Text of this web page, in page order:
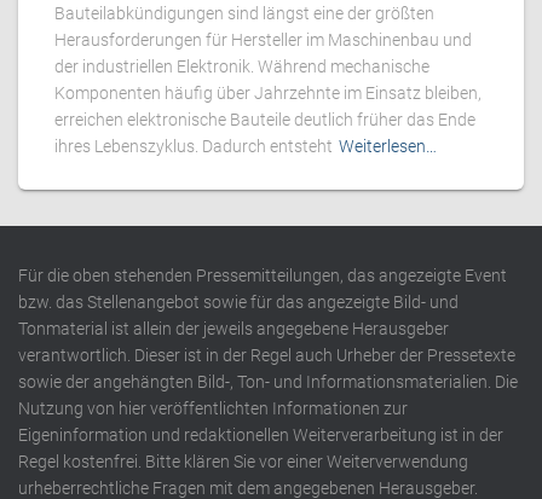
Bauteilabkündigungen sind längst eine der größten
Herausforderungen für Hersteller im Maschinenbau und
der industriellen Elektronik. Während mechanische
Komponenten häufig über Jahrzehnte im Einsatz bleiben,
erreichen elektronische Bauteile deutlich früher das Ende
ihres Lebenszyklus. Dadurch entsteht Weiterlesen…
Für die oben stehenden Pressemitteilungen, das angezeigte Event
bzw. das Stellenangebot sowie für das angezeigte Bild- und
Tonmaterial ist allein der jeweils angegebene Herausgeber
verantwortlich. Dieser ist in der Regel auch Urheber der Pressetexte
sowie der angehängten Bild-, Ton- und Informationsmaterialien. Die
Nutzung von hier veröffentlichten Informationen zur
Eigeninformation und redaktionellen Weiterverarbeitung ist in der
Regel kostenfrei. Bitte klären Sie vor einer Weiterverwendung
urheberrechtliche Fragen mit dem angegebenen Herausgeber.